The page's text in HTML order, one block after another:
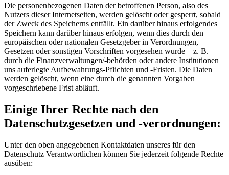
Die personenbezogenen Daten der betroffenen Person, also des
Nutzers dieser Internetseiten, werden gelöscht oder gesperrt, sobald
der Zweck des Speicherns entfällt. Ein darüber hinaus erfolgendes
Speichern kann darüber hinaus erfolgen, wenn dies durch den
europäischen oder nationalen Gesetzgeber in Verordnungen,
Gesetzen oder sonstigen Vorschriften vorgesehen wurde – z. B.
durch die Finanzverwaltungen/-behörden oder andere Institutionen
uns auferlegte Aufbewahrungs-Pflichten und -Fristen. Die Daten
werden gelöscht, wenn eine durch die genannten Vorgaben
vorgeschriebene Frist abläuft.
Einige Ihrer Rechte nach den
Datenschutzgesetzen und -verordnungen:
Unter den oben angegebenen Kontaktdaten unseres für den
Datenschutz Verantwortlichen können Sie jederzeit folgende Rechte
ausüben: